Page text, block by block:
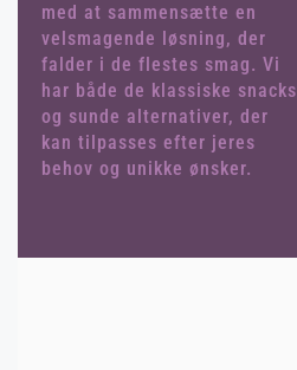
med at sammensætte en
velsmagende løsning, der
falder i de flestes smag. Vi
har både de klassiske snacks
og sunde alternativer, der
kan tilpasses efter jeres
behov og unikke ønsker.